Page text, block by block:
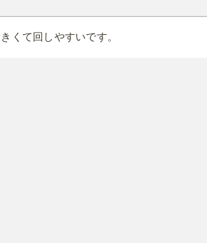
くて回しやすいです。